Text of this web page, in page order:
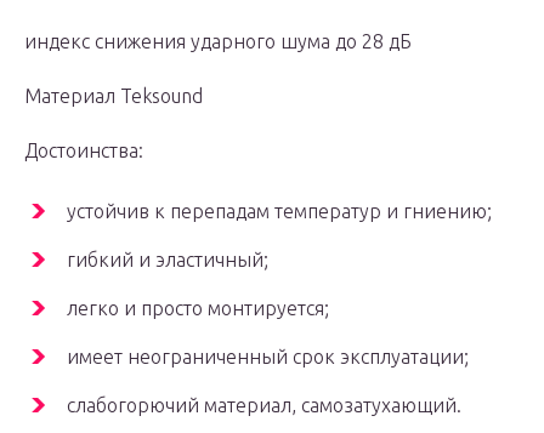
индекс снижения ударного шума до 28 дБ
Материал Teksound
Достоинства:
устойчив к перепадам температур и гниению;
гибкий и эластичный;
легко и просто монтируется;
имеет неограниченный срок эксплуатации;
слабогорючий материал, самозатухающий.